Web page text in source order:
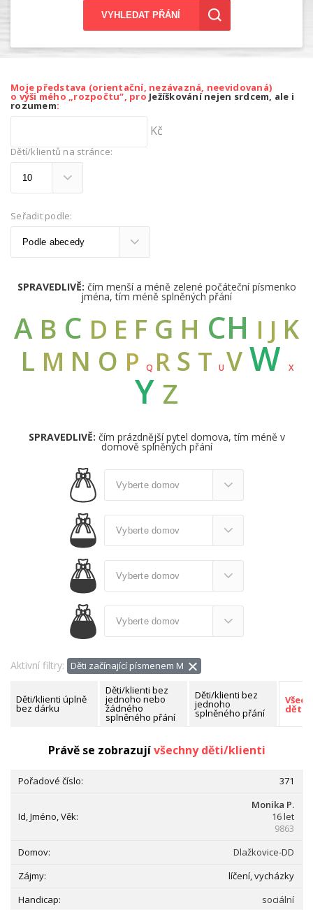
VYHLEDAT PŘÁNÍ
Moje představa (orientační, nezávazná, neevidovaná)
o výši mého „rozpočtu“, pro Ježíškování nejen srdcem, ale i
rozumem:
Kč
Dětí/klientů na stránce:
Seřadit podle:
SPRAVEDLIVĚ: čím menší a méně zelené počáteční písmenko
jména, tím méně splněných přání
A B C D E F G H CH I J K
L M N O P Q R S T U VW X
Y Z
SPRAVEDLIVĚ: čím prázdnější pytel domova, tím méně v
domově splněných přání
Aktivní filtry: Děti začínající písmenem M
Děti/klienti úplně
bez dárku
Děti/klienti bez
jednoho nebo
žádného
splněného přání
Děti/klienti bez
jednoho
splněného přání děti/
Právě se zobrazujívšechny děti/klienti
371
Monika P.
16 let
9863
Dlažkovice-DD
líčení, vycházky
sociální